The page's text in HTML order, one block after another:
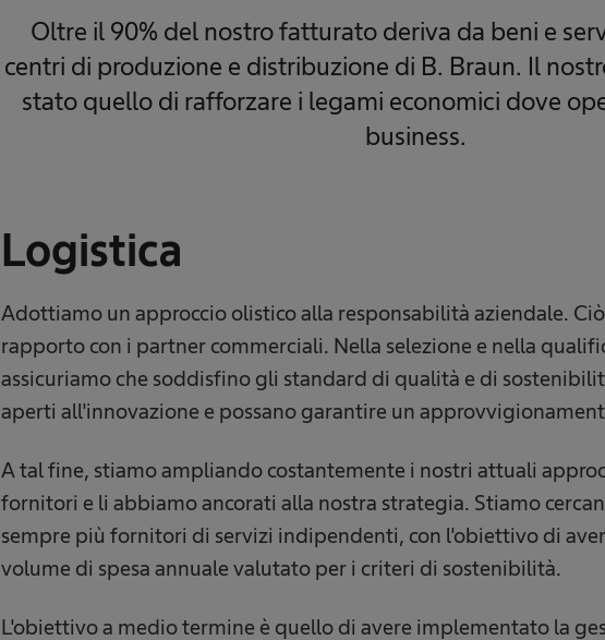
Oltre il 90% del nostro fatturato deriva da beni e
centri di produzione e distribuzione di B. Braun. Il
stato quello di rafforzare i legami economici dove
business.
Logistica
Adottiamo un approccio olistico alla responsabilità aziendale.
rapporto con i partner commerciali. Nella selezione e nella
assicuriamo che soddisfino gli standard di qualità e di
aperti all'innovazione e possano garantire un
A tal fine, stiamo ampliando costantemente i nostri attuali
fornitori e li abbiamo ancorati alla nostra strategia. Stiamo
sempre più fornitori di servizi indipendenti, con l'obiettivo di
volume di spesa annuale valutato per i criteri di sostenibilità.
L'obiettivo a medio termine è quello di avere implementato la